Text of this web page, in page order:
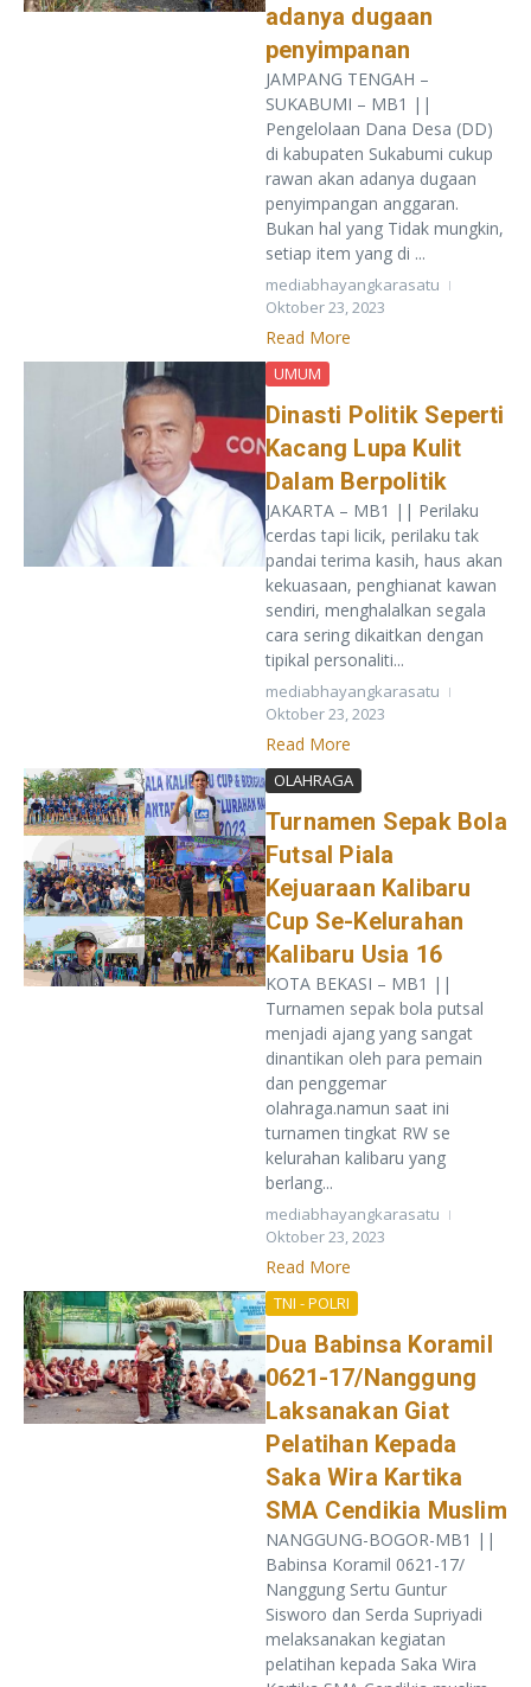
adanya dugaan
penyimpanan
JAMPANG TENGAH –
SUKABUMI – MB1 ||
Pengelolaan Dana Desa (DD)
di kabupaten Sukabumi cukup
rawan akan adanya dugaan
penyimpangan anggaran.
Bukan hal yang Tidak mungkin,
setiap item yang di ...
mediabhayangkarasatu
Oktober 23, 2023
Read More
UMUM
Dinasti Politik Seperti
Kacang Lupa Kulit
Dalam Berpolitik
JAKARTA – MB1 || Perilaku
cerdas tapi licik, perilaku tak
pandai terima kasih, haus akan
kekuasaan, penghianat kawan
sendiri, menghalalkan segala
cara sering dikaitkan dengan
tipikal personaliti...
mediabhayangkarasatu
Oktober 23, 2023
Read More
OLAHRAGA
Turnamen Sepak Bola
Futsal Piala
Kejuaraan Kalibaru
Cup Se-Kelurahan
Kalibaru Usia 16
KOTA BEKASI – MB1 ||
Turnamen sepak bola putsal
menjadi ajang yang sangat
dinantikan oleh para pemain
dan penggemar
olahraga.namun saat ini
turnamen tingkat RW se
kelurahan kalibaru yang
berlang...
mediabhayangkarasatu
Oktober 23, 2023
Read More
TNI - POLRI
Dua Babinsa Koramil
0621-17/Nanggung
Laksanakan Giat
Pelatihan Kepada
Saka Wira Kartika
SMA Cendikia Muslim
NANGGUNG-BOGOR-MB1 ||
Babinsa Koramil 0621-17/
Nanggung Sertu Guntur
Sisworo dan Serda Supriyadi
melaksanakan kegiatan
pelatihan kepada Saka Wira